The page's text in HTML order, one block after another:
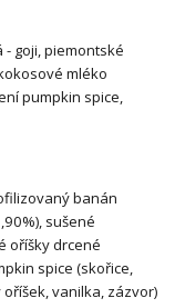
goji, piemontské
mléko
pumpkin spice,
banán
sušené
oříšky drcené
spice (skořice,
vanilka, zázvor)